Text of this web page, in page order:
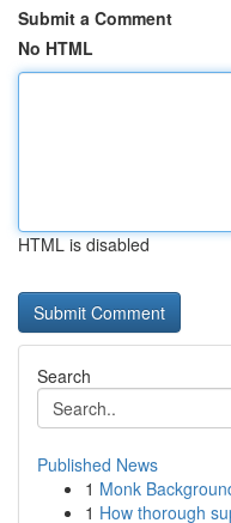
Submit a Comment
No HTML
HTML is disabled
Search
Published News
1 Monk
1 How thorough